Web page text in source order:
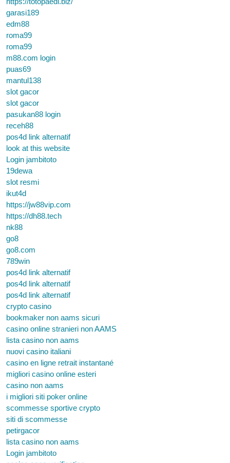
garasi189
edm88
roma99
roma99
m88.com login
puas69
mantul138
slot gacor
slot gacor
pasukan88 login
receh88
pos4d link alternatif
look at this website
Login jambitoto
19dewa
slot resmi
ikut4d
https://jw88vip.com
https://dh88.tech
nk88
go8
go8.com
789win
pos4d link alternatif
pos4d link alternatif
pos4d link alternatif
crypto casino
bookmaker non aams sicuri
casino online stranieri non AAMS
lista casino non aams
nuovi casino italiani
casino en ligne retrait instantané
migliori casino online esteri
casino non aams
i migliori siti poker online
scommesse sportive crypto
siti di scommesse
petirgacor
lista casino non aams
Login jambitoto